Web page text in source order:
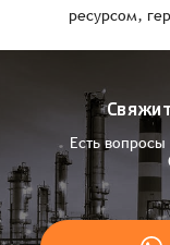
ресурсом,
Есть